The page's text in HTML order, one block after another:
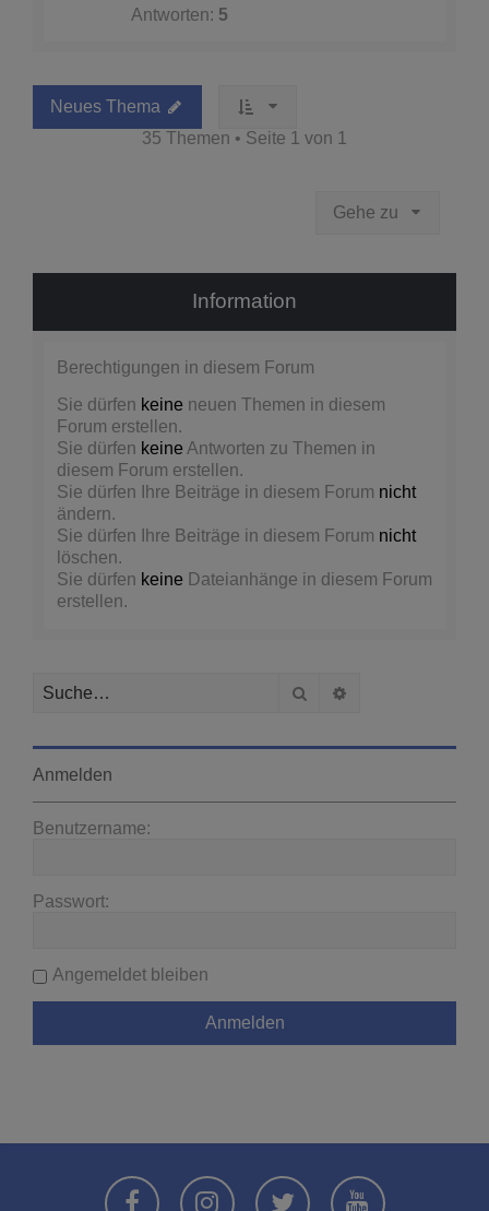
Antworten: 5
Neues Thema
35 Themen • Seite 1 von 1
Gehe zu
Information
Berechtigungen in diesem Forum
Sie dürfen keine neuen Themen in diesem
Forum erstellen.
Sie dürfen keine Antworten zu Themen in
diesem Forum erstellen.
Sie dürfen Ihre Beiträge in diesem Forum nicht
ändern.
Sie dürfen Ihre Beiträge in diesem Forum nicht
löschen.
Sie dürfen keine Dateianhänge in diesem Forum
erstellen.
Suche
Anmelden
Benutzername:
Passwort:
Angemeldet bleiben